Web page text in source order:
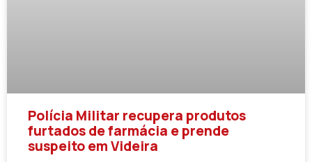
Polícia Militar recupera produtos
furtados de farmácia e prende
suspeito em Videira